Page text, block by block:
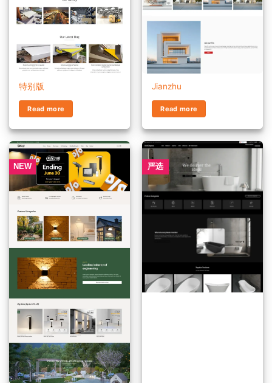
特别版
Read more
Jianzhu
Read more
NEW 严选